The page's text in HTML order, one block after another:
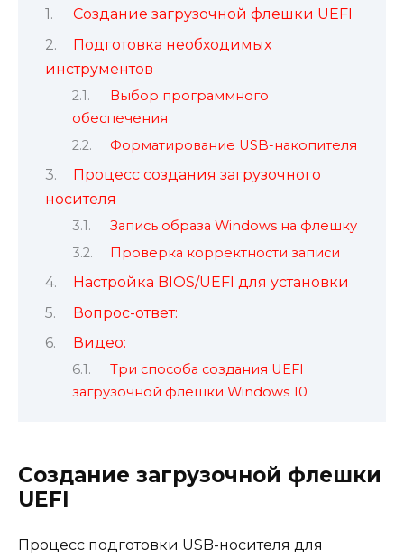
Создание загрузочной флешки UEFI
Подготовка необходимых
инструментов
Выбор программного
обеспечения
Форматирование USB-накопителя
Процесс создания загрузочного
носителя
Запись образа Windows на флешку
Проверка корректности записи
Настройка BIOS/UEFI для установки
Вопрос-ответ:
Видео:
Три способа создания UEFI
загрузочной флешки Windows 10
Создание загрузочной флешки
UEFI
Процесс подготовки USB-носителя для